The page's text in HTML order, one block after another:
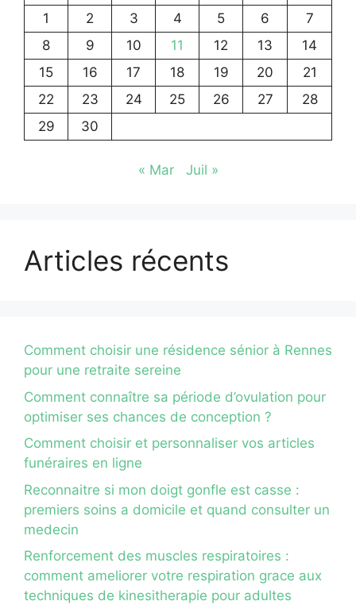
1
2 3 4 5 6
7
8
9 10 11 12 13
14
15
16 17 18 19 20
21
22
23 24 25 26 27
28
29
30
« Mar Juil »
Articles récents
Comment choisir une résidence sénior à Rennes
pour une retraite sereine
Comment connaître sa période d’ovulation pour
optimiser ses chances de conception ?
Comment choisir et personnaliser vos articles
funéraires en ligne
Reconnaitre si mon doigt gonfle est casse :
premiers soins a domicile et quand consulter un
medecin
Renforcement des muscles respiratoires :
comment ameliorer votre respiration grace aux
techniques de kinesitherapie pour adultes